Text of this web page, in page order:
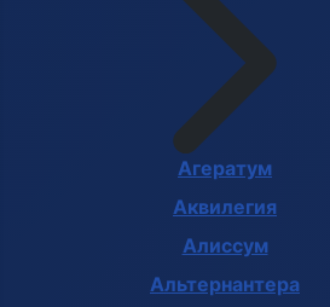
Агератум
Аквилегия
Алиссум
Альтернантера